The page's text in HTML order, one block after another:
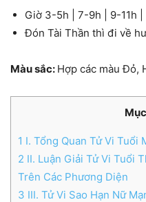
Giờ 3-5h | 7-9h | 9-11h |
Đón Tài Thần thì đi về
Màu sắc: Hợp các màu Đỏ,
1 I. Tổng Quan Tử Vi Tuổi
2 II. Luận Giải Tử Vi Tuổi
Trên Các Phương Diện
3 III. Tử Vi Sao Hạn Nữ